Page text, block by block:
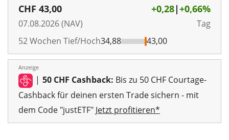
CHF 43,00
07.08.2026 (NAV)
+0,28|+0,66%
Tag
52 Wochen Tief/Hoch34,88 43,00
Anzeige
| 50 CHF Cashback: Bis zu 50 CHF Courtage-
Cashback für deinen ersten Trade sichern - mit
dem Code "justETF" Jetzt profitieren*